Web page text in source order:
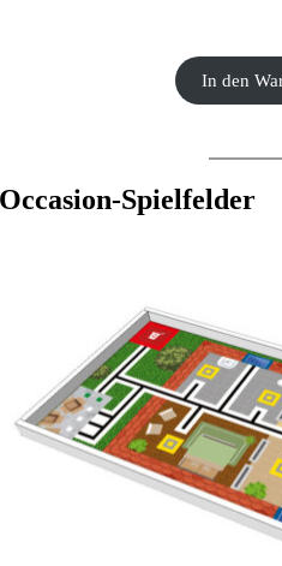
In den
Occasion-Spielfelder